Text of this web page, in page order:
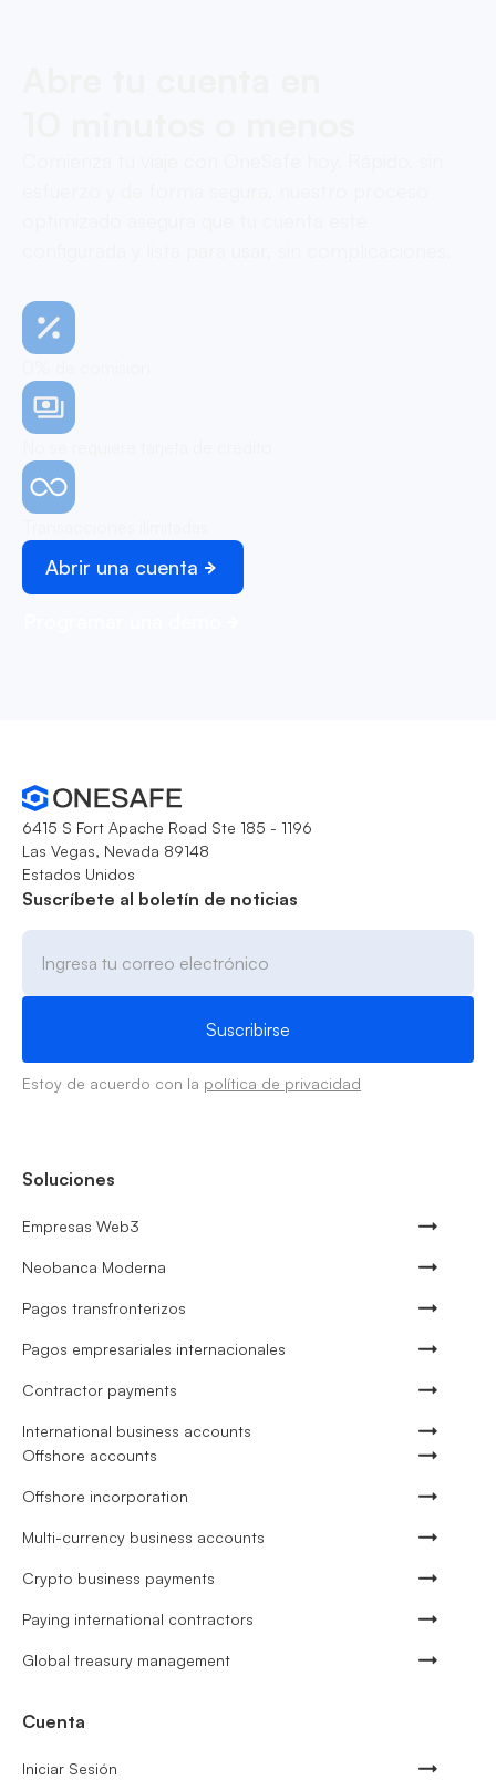
Abrir una cuenta
6415 S Fort Apache Road Ste 185 - 1196
Las Vegas, Nevada 89148
Estados Unidos
Suscríbete al boletín de noticias
Estoy de acuerdo con la política de privacidad
Soluciones
Empresas Web3
Neobanca Moderna
Pagos transfronterizos
Pagos empresariales internacionales
Contractor payments
International business accounts
Offshore accounts
Offshore incorporation
Multi-currency business accounts
Crypto business payments
Paying international contractors
Global treasury management
Cuenta
Iniciar Sesión